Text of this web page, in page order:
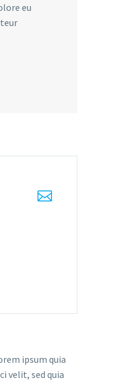
eu


ipsum quia
velit, sed quia